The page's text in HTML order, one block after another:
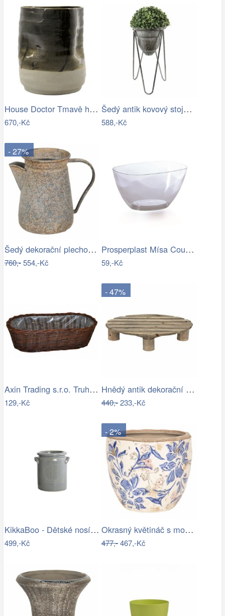
House Doctor Tmavě hnědý kameninový…
670,-Kč
Šedý antik kovový stojan na květiny - Ø…
588,-Kč
- 27%
Šedý dekorační plechový džbánek s…
760,-554,-Kč
Prosperplast Mísa Coubi Orchidea…
59,-Kč
Axin Trading s.r.o. Truhlík vrbový…
129,-Kč
- 47%
Hnědý antik dekorační stolek na květiny…
440,-233,-Kč
KikkaBoo - Dětské nosítko MYRA MESH…
499,-Kč
- 2%
Okrasný květináč s modrými květy - Ø 18…
477,-467,-Kč